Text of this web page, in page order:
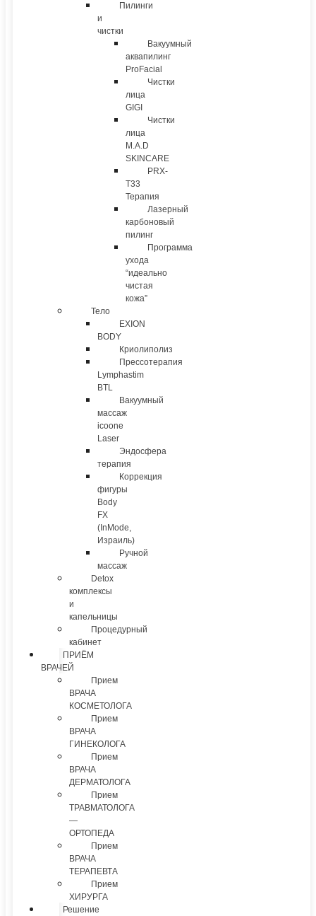
Пилинги
и
чистки
Вакуумный
аквапилинг
ProFacial
Чистки
лица
GIGI
Чистки
лица
M.A.D
SKINCARE
PRX-
T33
Терапия
Лазерный
карбоновый
пилинг
Программа
ухода
“идеально
чистая
кожа”
Тело
EXION
BODY
Криолиполиз
Прессотерапия
Lymphastim
BTL
Вакуумный
массаж
icoone
Laser
Эндосфера
терапия
Коррекция
фигуры
Body
FX
(InMode,
Израиль)
Ручной
массаж
Detox
комплексы
и
капельницы
Процедурный
кабинет
ПРИЁМ
ВРАЧЕЙ
Прием
ВРАЧА
КОСМЕТОЛОГА
Прием
ВРАЧА
ГИНЕКОЛОГА
Прием
ВРАЧА
ДЕРМАТОЛОГА
Прием
ТРАВМАТОЛОГА
—
ОРТОПЕДА
Прием
ВРАЧА
ТЕРАПЕВТА
Прием
ХИРУРГА
Решение